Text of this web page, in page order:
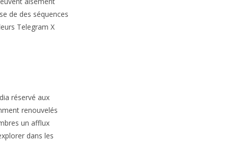
de des séquences
Telegram X
réservé aux
renouvelés
un afflux
dans les